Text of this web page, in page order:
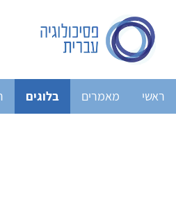
ראשי מאמרים בלוגים